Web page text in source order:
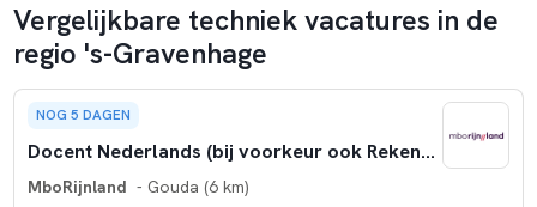
Vergelijkbare techniek vacatures in de
regio 's-Gravenhage
NOG 5 DAGEN
Docent Nederlands (bij voorkeur ook Rekenen) | College Techniek & ICT
MboRijnland - Gouda (6 km)